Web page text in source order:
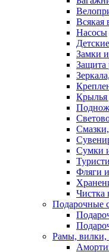
Всякая
Насосы
Замки
Защита
Крылья
Сумки
Фляги
Чистка
Подарочные
Рамы, вилки,